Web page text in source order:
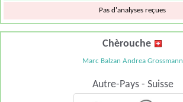
Pas d'analyses reçues
Chèrouche
Marc Balzan Andrea Grossmann
Autre-Pays - Suisse